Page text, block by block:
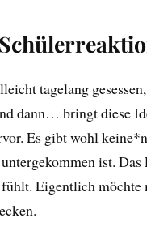
tagelang
dann… bringt diese
Es gibt wohl
ist.
Eigentlich möchte